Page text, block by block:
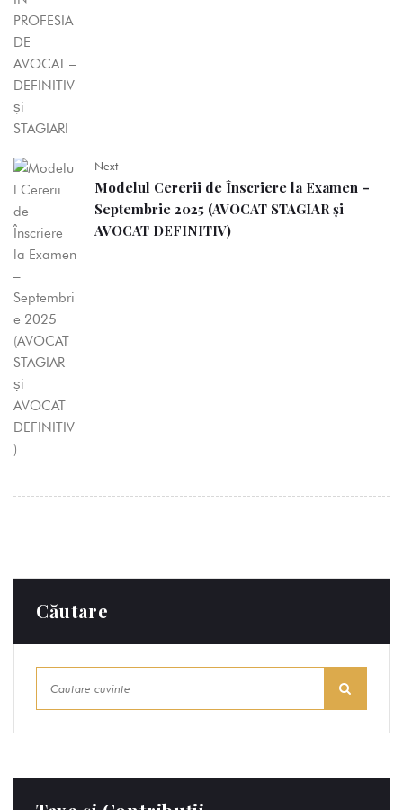
Next
Modelul Cererii de Înscriere la Examen –
Septembrie 2025 (AVOCAT STAGIAR și
AVOCAT DEFINITIV)
Căutare